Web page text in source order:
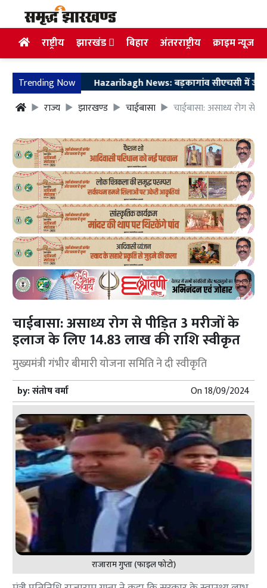
राष्ट्रीय झारखंड बिहार अंतरराष्ट्रीय क्राइम न्यूज
Trending NowHazaribagh News: बड़कागांव सीएचसी में जच्चा-
राज्य
झारखण्ड चाईबासा चाईबासा: असाध्य रोग से
चाईबासा: असाध्य रोग से पीड़ित 3 मरीजों के
इलाज के लिए 14.83 लाख की राशि स्वीकृत
मुख्यमंत्री गंभीर बीमारी योजना समिति ने दी स्वीकृति
by:संतोष वर्मा On18/09/2024
राजाराम गुप्ता (फाइल फोटो)